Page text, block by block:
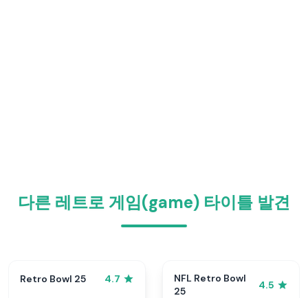
다른 레트로 게임(game) 타이틀 발견
Retro Bowl 25 4.7
NFL Retro Bowl
25
4.5